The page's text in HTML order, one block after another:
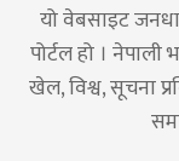
यो वेबसाइट
पोर्टल हो । नेपाली
खेल, विश्व, सूचना